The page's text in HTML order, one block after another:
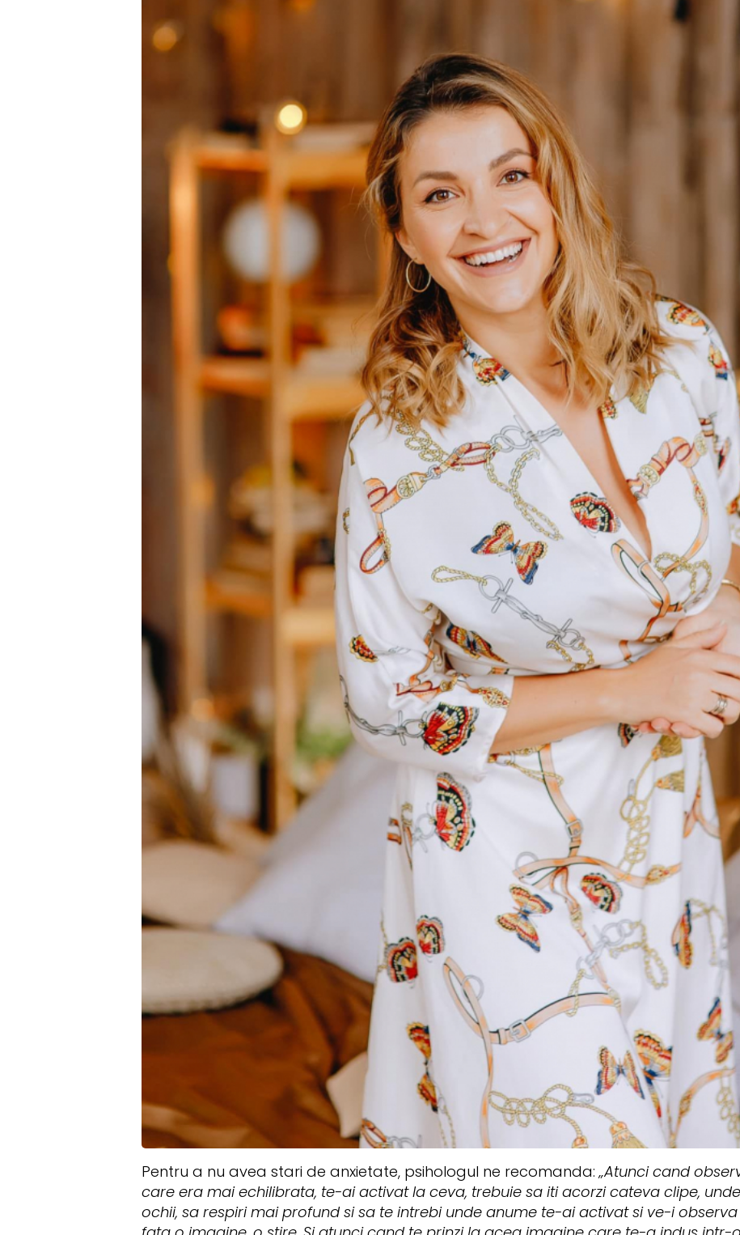
Pentru a nu avea stari de anxietate, psihologul ne recomanda:„Atunci cand
care era mai echilibrata, te-ai activat la ceva, trebuie sa iti acorzi cateva clipe,
ochii, sa respiri mai profund si sa te intrebi unde anume te-ai activat si ve-i